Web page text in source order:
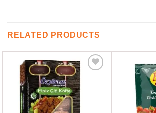
RELATED PRODUCTS
Favorilere